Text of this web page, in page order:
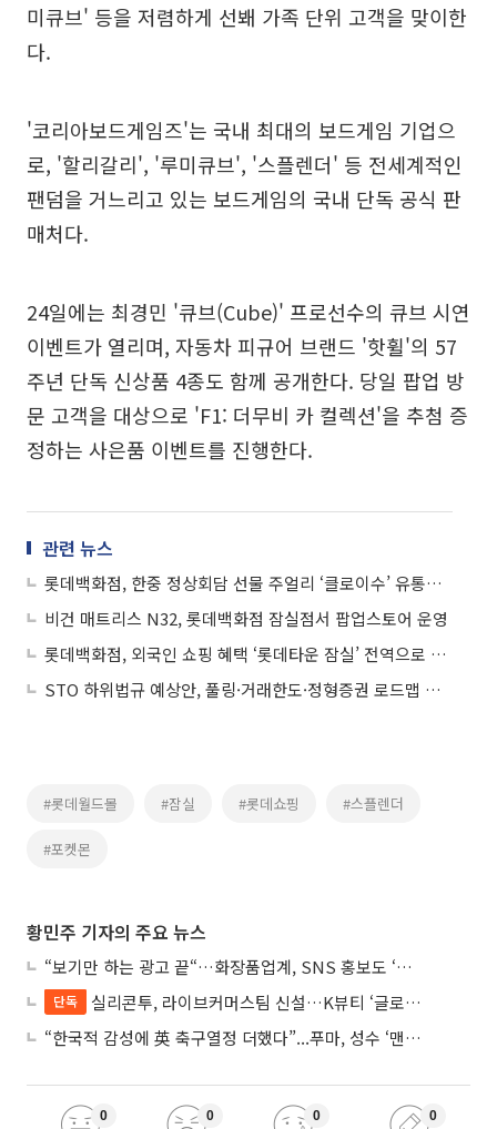
미큐브' 등을 저렴하게 선봬 가족 단위 고객을 맞이한
다.
'코리아보드게임즈'는 국내 최대의 보드게임 기업으
로, '할리갈리', '루미큐브', '스플렌더' 등 전세계적인
팬덤을 거느리고 있는 보드게임의 국내 단독 공식 판
매처다.
24일에는 최경민 '큐브(Cube)' 프로선수의 큐브 시연
이벤트가 열리며, 자동차 피규어 브랜드 '핫휠'의 57
주년 단독 신상품 4종도 함께 공개한다. 당일 팝업 방
문 고객을 대상으로 'F1: 더무비 카 컬렉션'을 추첨 증
정하는 사은품 이벤트를 진행한다.
관련 뉴스
롯데백화점, 한중 정상회담 선물 주얼리 ‘클로이수’ 유통사 첫 유치
비건 매트리스 N32, 롯데백화점 잠실점서 팝업스토어 운영
롯데백화점, 외국인 쇼핑 혜택 ‘롯데타운 잠실’ 전역으로 넓힌다
STO 하위법규 예상안, 풀링·거래한도·정형증권 로드맵 제시
#롯데월드몰 #잠실 #롯데쇼핑 #스플렌더
#포켓몬
황민주 기자의 주요 뉴스
“보기만 하는 광고 끝“…화장품업계, SNS 홍보도 ‘참여형 콘텐츠’로 변모
단독
실리콘투, 라이브커머스팀 신설…K뷰티 ‘글로벌 판매망’ 확대 속도
“한국적 감성에 英 축구열정 더했다”...푸마, 성수 ‘맨시티 하우스’ 팝업
0 0 0 0